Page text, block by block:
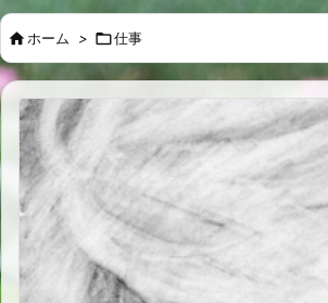
ホーム > 仕事